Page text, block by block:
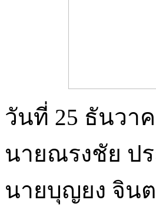
วันที่ 25 ธันวา
นายณรงชัย ป
นายบุญยง จิน